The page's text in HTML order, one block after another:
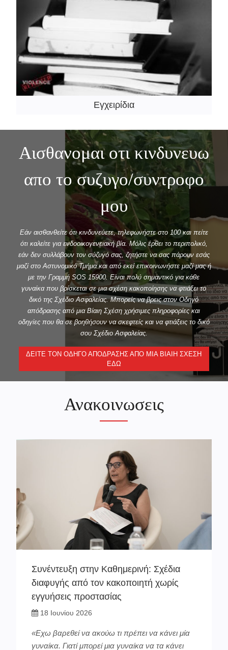
Εγχειρίδια
Αισθανομαι οτι κινδυνευω
απο το συζυγο/συντροφο
μου
Εάν αισθανθείτε ότι κινδυνεύετε, τηλεφωνήστε στο 100 και πείτε
ότι καλείτε για ενδοοικογενειακή βία. Μόλις έρθει το περιπολικό,
εάν δεν συλλάβουν τον σύζυγό σας, ζητήστε να σας πάρουν εσάς
μαζί στο Αστυνομικό Τμήμα και από εκεί επικοινωνήστε μαζί μας ή
με την Γραμμή SOS 15900. Είναι πολύ σημαντικό για κάθε
γυναίκα που βρίσκεται σε μια σχέση κακοποίησης να φτιάξει το
δικό της Σχέδιο Ασφαλείας. Μπορείς να βρεις στον Οδηγό
απόδρασης από μια Βίαιη Σχέση χρήσιμες πληροφορίες και
οδηγίες που θα σε βοηθήσουν να σκεφτείς και να φτιάξεις το δικό
σου Σχέδιο Ασφαλείας.
ΔΕΙΤΕ ΤΟΝ ΟΔΗΓΌ ΑΠΌΔΡΑΣΗΣ ΑΠΌ ΜΙΑ ΒΊΑΙΗ ΣΧΈΣΗ
ΕΔΩ
Ανακοινωσεις
Συνέντευξη στην Καθημερινή: Σχέδια
διαφυγής από τον κακοποιητή χωρίς
εγγυήσεις προστασίας
18 Ιουνίου 2026
«Εχω βαρεθεί να ακούω τι πρέπει να κάνει μία
γυναίκα. Γιατί μπορεί μια γυναίκα να τα κάνει